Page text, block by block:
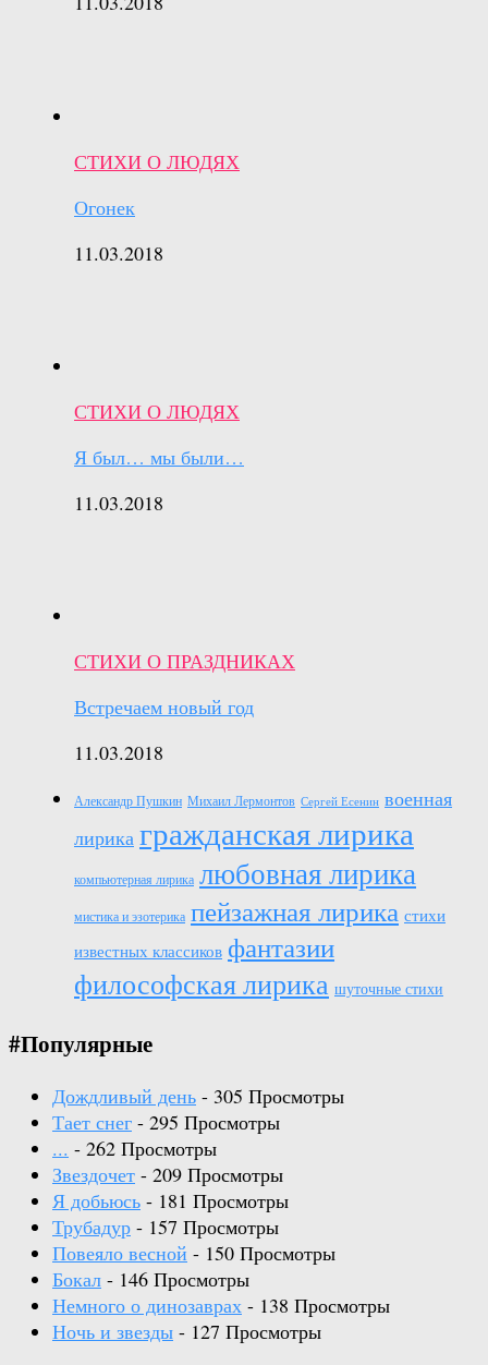
СТИХИ О ЛЮДЯХ
Огонек
11.03.2018
СТИХИ О ЛЮДЯХ
Я был… мы были…
11.03.2018
СТИХИ О ПРАЗДНИКАХ
Встречаем новый год
11.03.2018
Александр Пушкин Михаил Лермонтов Сергей Есенин военная
лирика гражданская лирика
компьютерная лирика любовная лирика
мистика и эзотерика пейзажная лирика стихи
известных классиков фантазии
философская лирика шуточные стихи
#Популярные
Дождливый день - 305 Просмотры
Тает снег - 295 Просмотры
... - 262 Просмотры
Звездочет - 209 Просмотры
Я добьюсь - 181 Просмотры
Трубадур - 157 Просмотры
Повеяло весной - 150 Просмотры
Бокал - 146 Просмотры
Немного о динозаврах - 138 Просмотры
Ночь и звезды - 127 Просмотры